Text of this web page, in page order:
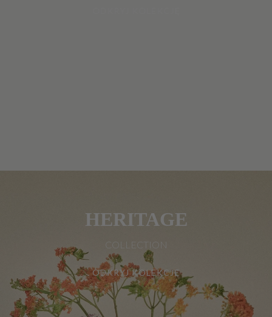
HERITAGE
COLLECTION
ODKRYJ KOLEKCJĘ